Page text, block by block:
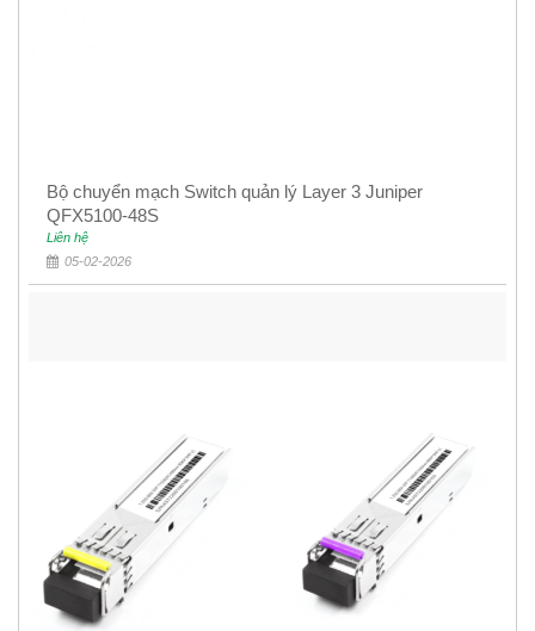
Bộ chuyển mạch Switch quản lý Layer 3 Juniper
QFX5100-48S
Liên hệ
05-02-2026